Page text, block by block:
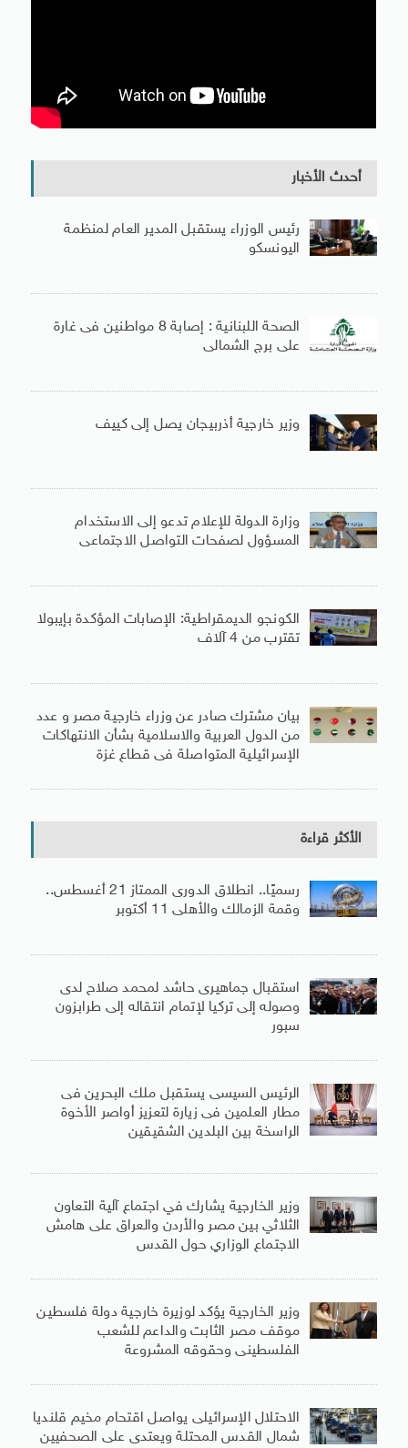
أحدث الأخبار
رئيس الوزراء يستقبل المدير العام لمنظمة
اليونسكو
الصحة اللبنانية : إصابة 8 مواطنين فى غارة
على برج الشمالى
وزير خارجية أذربيجان يصل إلى كييف
وزارة الدولة للإعلام تدعو إلى الاستخدام
المسؤول لصفحات التواصل الاجتماعى
الكونجو الديمقراطية: الإصابات المؤكدة بإيبولا
تقترب من 4 آلاف
بيان مشترك صادر عن وزراء خارجية مصر و عدد
من الدول العربية والاسلامية بشأن الانتهاكات
الإسرائيلية المتواصلة فى قطاع غزة
الأكثر قراءة
رسميًا.. انطلاق الدورى الممتاز 21 أغسطس..
وقمة الزمالك والأهلى 11 أكتوبر
استقبال جماهيرى حاشد لمحمد صلاح لدى
وصوله إلى تركيا لإتمام انتقاله إلى طرابزون
سبور
الرئيس السيسى يستقبل ملك البحرين فى
مطار العلمين فى زيارة لتعزيز أواصر الأخوة
الراسخة بين البلدين الشقيقين
وزير الخارجية يشارك في اجتماع آلية التعاون
الثلاثي بين مصر والأردن والعراق على هامش
الاجتماع الوزاري حول القدس
وزير الخارجية يؤكد لوزيرة خارجية دولة فلسطين
موقف مصر الثابت والداعم للشعب
الفلسطينى وحقوقه المشروعة
الاحتلال الإسرائيلى يواصل اقتحام مخيم قلنديا
شمال القدس المحتلة ويعتدى على الصحفيين